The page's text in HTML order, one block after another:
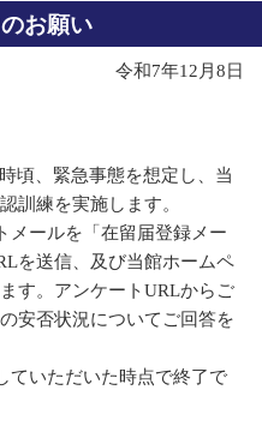
お願い
令和7年12月8日
頃、緊急事態を想定し、当
訓練を実施します。
メールを「在留届登録メー
を送信、及び当館ホームペ
す。アンケートURLからご
安否状況についてご回答を
ていただいた時点で終了で